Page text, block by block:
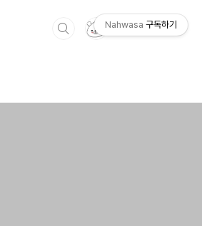
Nahwasa 구독하기